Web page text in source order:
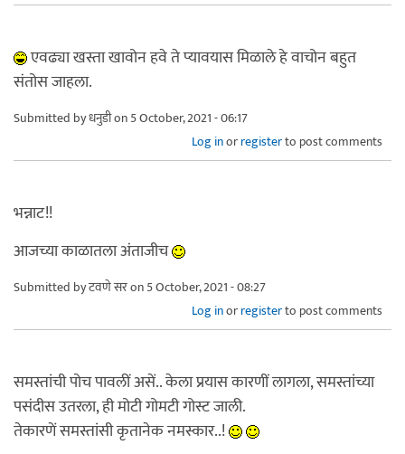
एवढ्या खस्ता खावोन हवे ते प्यावयास मिळाले हे वाचोन बहुत
संतोस जाहला.
Submitted byधनुडीon 5 October, 2021 - 06:17
Log inorregisterto post comments
भन्नाट!!
आजच्या काळातला अंताजीच
Submitted byटवणे सरon 5 October, 2021 - 08:27
Log inorregisterto post comments
समस्तांची पोच पावलीं असें.. केला प्रयास कारणीं लागला, समस्तांच्या
पसंदीस उतरला, ही मोटी गोमटी गोस्ट जाली.
तेकारणें समस्तांसी कृतानेक नमस्कार..!